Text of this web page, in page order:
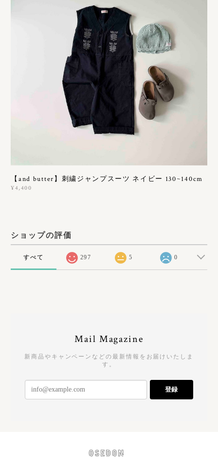
【and butter】刺繍ジャンプスーツ ネイビー 130~140cm
¥4,400
ショップの評価
すべて 297 5 0
Mail Magazine
新商品やキャンペーンなどの最新情報をお届けいたしま
す。
登録